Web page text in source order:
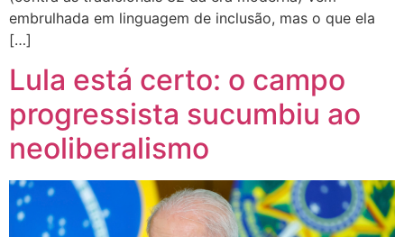
embrulhada em linguagem de inclusão, mas o que ela
[…]
Lula está certo: o campo
progressista sucumbiu ao
neoliberalismo